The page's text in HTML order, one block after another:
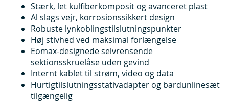
Stærk, let kulfiberkomposit og avanceret plast
Al slags vejr, korrosionssikkert design
Robuste lynkoblingstilslutningspunkter
Høj stivhed ved maksimal forlængelse
Eomax-designede selvrensende
sektionsskruelåse uden gevind
Internt kablet til strøm, video og data
Hurtigtilslutningsstativadapter og bardunlinesæt
tilgængelig